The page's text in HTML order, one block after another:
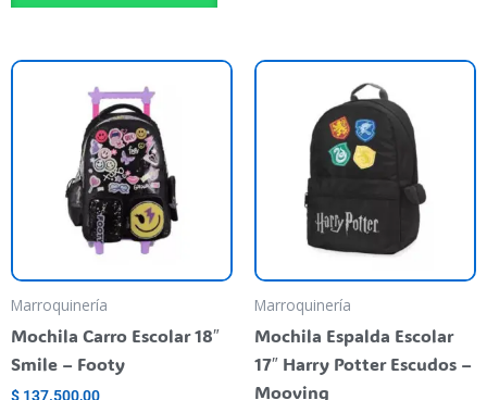
Marroquinería
Mochila Carro Escolar 18″
Smile – Footy
$ 137.500,00
Marroquinería
Mochila Espalda Escolar
17″ Harry Potter Escudos –
Mooving